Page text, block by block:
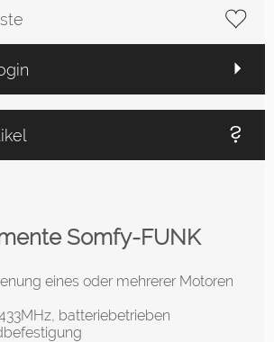
Somfy-FUNK
eines oder mehrerer Motoren
batteriebetrieben